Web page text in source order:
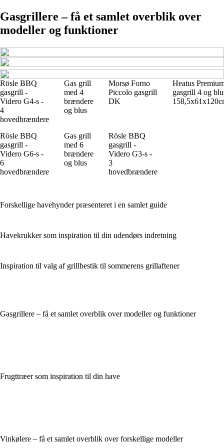
Gasgrillere – få et samlet overblik over
modeller og funktioner
Rösle BBQ
gasgrill -
Videro G4-s -
4
hovedbrændere
Gas grill
med 4
brændere
og blus
Morsø Forno
Piccolo gasgrill
DK
Heatus
gasgrill 4 og
Rösle BBQ
gasgrill -
Videro G6-s -
6
hovedbrændere
Gas grill
med 6
brændere
og blus
Rösle BBQ
gasgrill -
Videro G3-s -
3
hovedbrændere
Forskellige havehynder præsenteret i en samlet guide
Havekrukker som inspiration til din udendørs indretning
Inspiration til valg af grillbestik til sommerens grillaftener
Gasgrillere – få et samlet overblik over modeller og funktioner
Frugttræer som inspiration til din have
Vinkølere – få et samlet overblik over forskellige modeller